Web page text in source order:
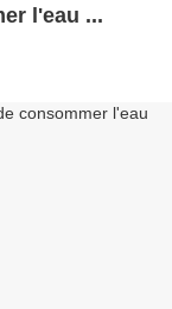
l'eau ...